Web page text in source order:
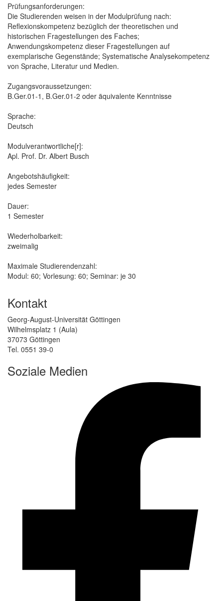
Prüfungsanforderungen:
Die Studierenden weisen in der Modulprüfung nach:
Reflexionskompetenz bezüglich der theoretischen und
historischen Fragestellungen des Faches;
Anwendungskompetenz dieser Fragestellungen auf
exemplarische Gegenstände; Systematische Analysekompetenz
von Sprache, Literatur und Medien.
Zugangsvoraussetzungen:
B.Ger.01-1, B.Ger.01-2 oder äquivalente Kenntnisse
Sprache:
Deutsch
Modulverantwortliche[r]:
Apl. Prof. Dr. Albert Busch
Angebotshäufigkeit:
jedes Semester
Dauer:
1 Semester
Wiederholbarkeit:
zweimalig
Maximale Studierendenzahl:
Modul: 60; Vorlesung: 60; Seminar: je 30
Kontakt
Georg-August-Universität Göttingen
Wilhelmsplatz 1 (Aula)
37073 Göttingen
Tel. 0551 39-0
Soziale Medien